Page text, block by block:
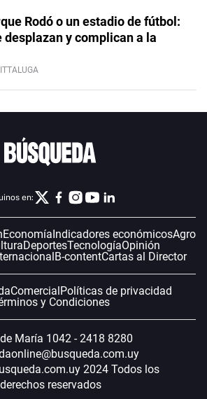
Rodó o un estadio de fútbol:
desplazan y complican a la
en:
Economía Indicadores económicosAgro
DeportesTecnologíaOpinión
B-contentCartas al Director
Comercial Políticas de privacidad
y Condiciones
María 1042 - 2418 8280
2024 Todos los
derechos reservados